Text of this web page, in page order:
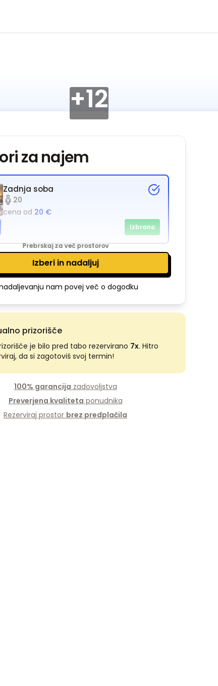
+12
za najem
Zadnja soba
20
cena od 20 €
Izbrano
Prebrskaj za več prostorov
Izberi in nadaljuj
nam povej več o dogodku
prizorišče
je bilo pred tabo rezervirano 7x. Hitro
da si zagotoviš svoj termin!
100% garancija zadovoljstva
Preverjena kvaliteta ponudnika
Rezerviraj prostor brez predplačila